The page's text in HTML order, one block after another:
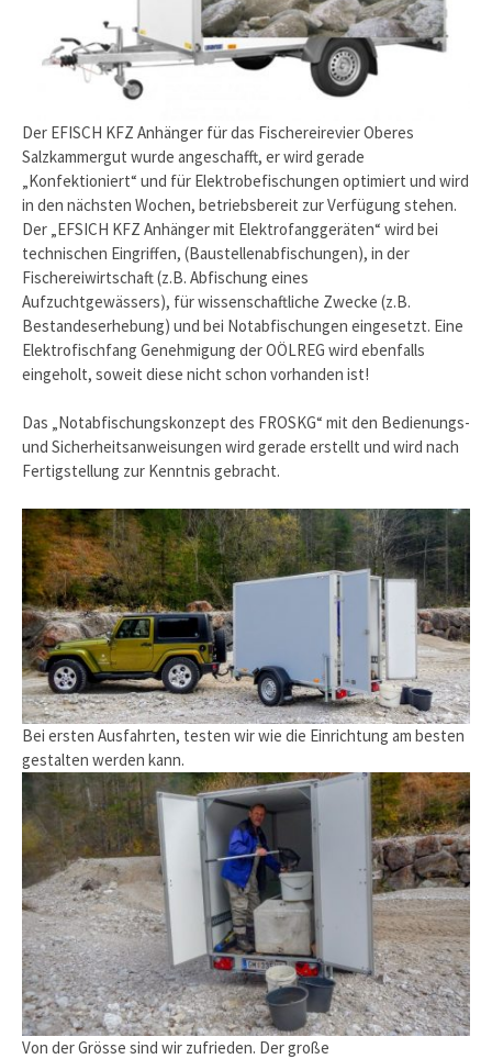
Der EFISCH KFZ Anhänger für das Fischereirevier Oberes
Salzkammergut wurde angeschafft, er wird gerade
„Konfektioniert“ und für Elektrobefischungen optimiert und wird
in den nächsten Wochen, betriebsbereit zur Verfügung stehen.
Der „EFSICH KFZ Anhänger mit Elektrofanggeräten“ wird bei
technischen Eingriffen, (Baustellenabfischungen), in der
Fischereiwirtschaft (z.B. Abfischung eines
Aufzuchtgewässers), für wissenschaftliche Zwecke (z.B.
Bestandeserhebung) und bei Notabfischungen eingesetzt. Eine
Elektrofischfang Genehmigung der OÖLREG wird ebenfalls
eingeholt, soweit diese nicht schon vorhanden ist!
Das „Notabfischungskonzept des FROSKG“ mit den Bedienungs-
und Sicherheitsanweisungen wird gerade erstellt und wird nach
Fertigstellung zur Kenntnis gebracht.
Bei ersten Ausfahrten, testen wir wie die Einrichtung am besten
gestalten werden kann.
Von der Grösse sind wir zufrieden. Der große